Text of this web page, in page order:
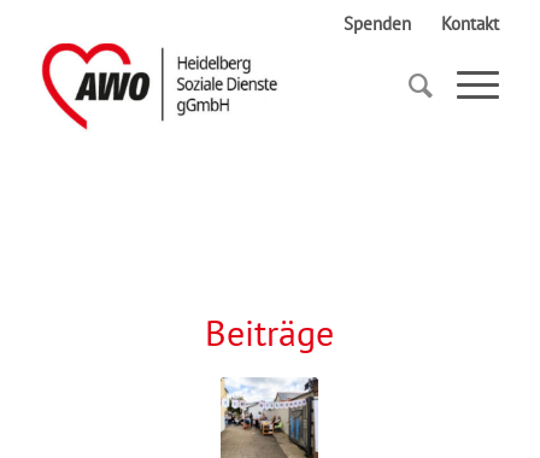
Spenden Kontakt
Flohmarkt
Beiträge